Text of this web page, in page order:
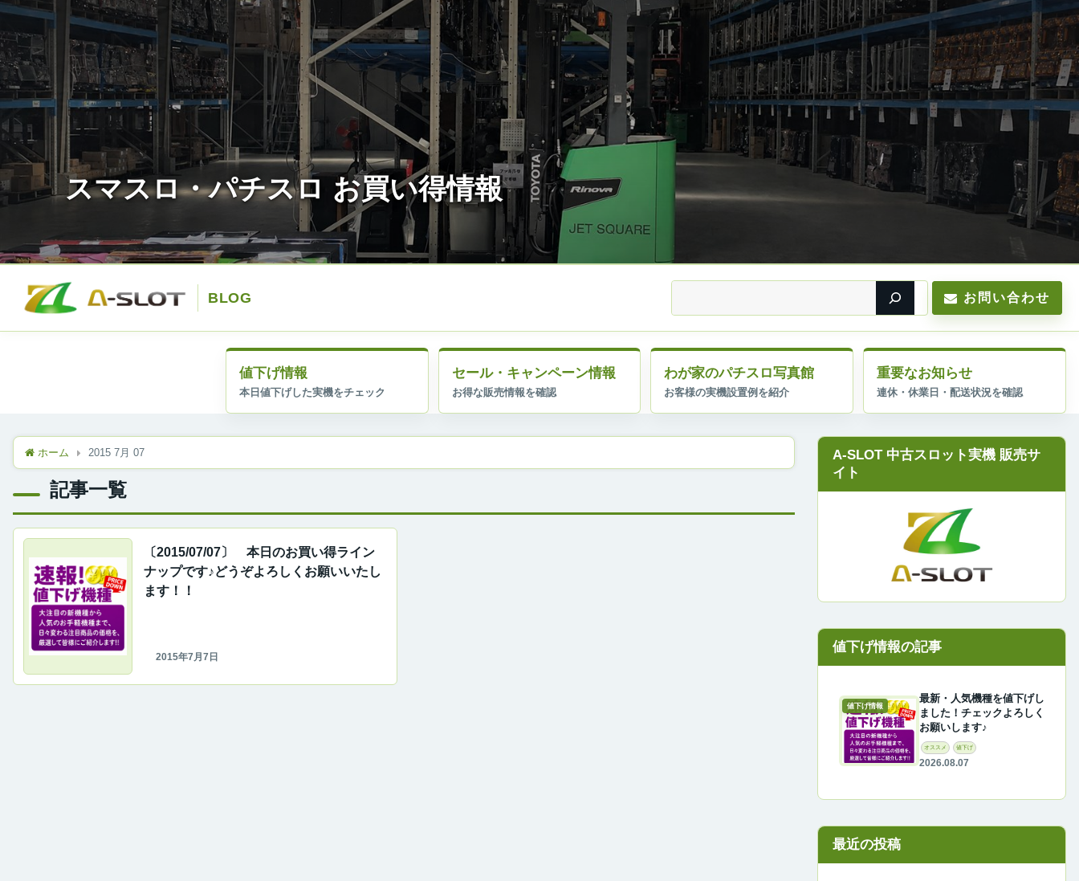
お問い合わせ
値下げ情報 セール・キャンペーン情報 わが家のパチスロ写真館 重要なお知らせ
ホーム 2015 7月 07
記事一覧
〔2015/07/07〕 本日のお買い得ライン
ナップです♪どうぞよろしくお願いいたし
ます！！
2015年7月7日
A-SLOT 中古スロット実機 販売サ
イト
値下げ情報
最新・人気機種を値下げし
ました！チェックよろしく
お願いします♪
オススメ 値下げ
2026.08.07
最近の投稿